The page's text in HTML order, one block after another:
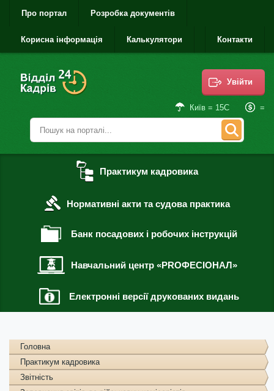
Про портал Розробка документів
Корисна інформація Калькулятори Контакти
Увійти
Київ = 15С =
Практикум кадровика
Нормативні акти та судова практика
Банк посадових і робочих інструкцій
Навчальний центр «PROФЕСІОНАЛ»
Електронні версії друкованих видань
Головна
Практикум кадровика
Звітність